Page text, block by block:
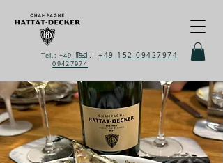
Tel.: +49 152 09427974
Tel.: +49 152
09427974